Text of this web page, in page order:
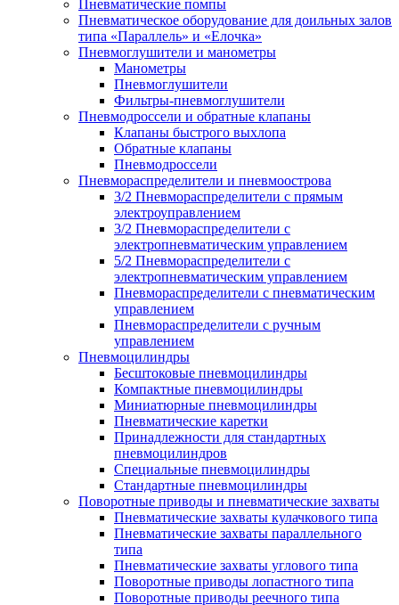
Пневматические помпы
Пневматическое оборудование для доильных залов
типа «Параллель» и «Елочка»
Пневмоглушители и манометры
Манометры
Пневмоглушители
Фильтры-пневмоглушители
Пневмодроссели и обратные клапаны
Клапаны быстрого выхлопа
Обратные клапаны
Пневмодроссели
Пневмораспределители и пневмоострова
3/2 Пневмораспределители с прямым
электроуправлением
3/2 Пневмораспределители с
электропневматическим управлением
5/2 Пневмораспределители с
электропневматическим управлением
Пневмораспределители с пневматическим
управлением
Пневмораспределители с ручным
управлением
Пневмоцилиндры
Бесштоковые пневмоцилиндры
Компактные пневмоцилиндры
Миниатюрные пневмоцилиндры
Пневматические каретки
Принадлежности для стандартных
пневмоцилиндров
Специальные пневмоцилиндры
Стандартные пневмоцилиндры
Поворотные приводы и пневматические захваты
Пневматические захваты кулачкового типа
Пневматические захваты параллельного
типа
Пневматические захваты углового типа
Поворотные приводы лопастного типа
Поворотные приводы реечного типа